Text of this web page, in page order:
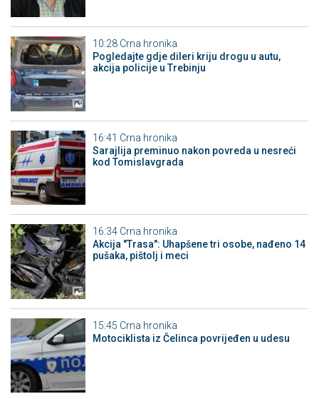
10:28 Crna hronika
Pogledajte gdje dileri kriju drogu u autu,
akcija policije u Trebinju
16:41 Crna hronika
Sarajlija preminuo nakon povreda u nesreći
kod Tomislavgrada
16:34 Crna hronika
Akcija "Trasa": Uhapšene tri osobe, nađeno 14
pušaka, pištolj i meci
15:45 Crna hronika
Motociklista iz Čelinca povrijeđen u udesu